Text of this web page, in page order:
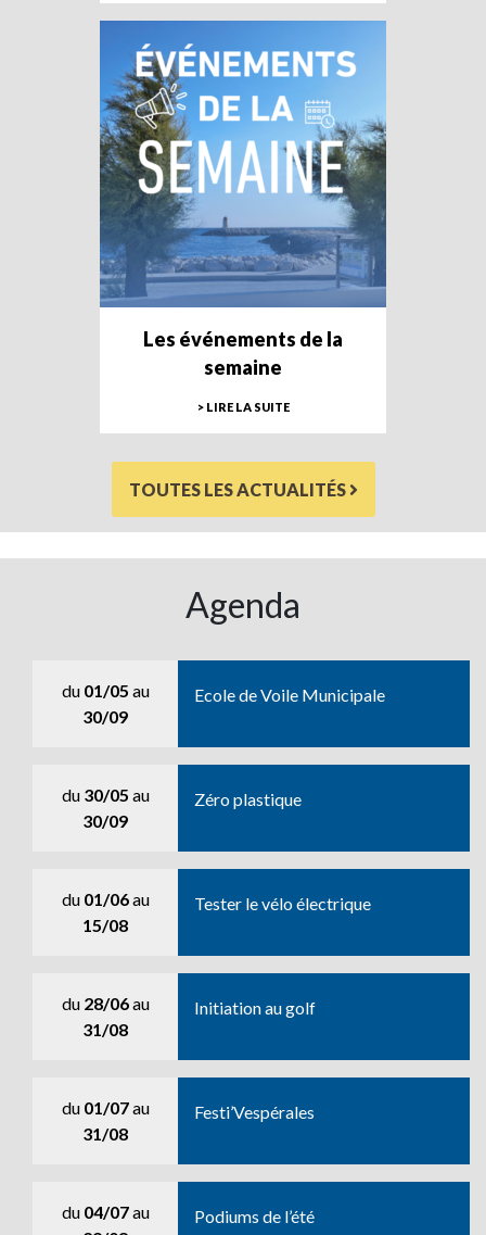
Les événements de la
semaine
> LIRE LA SUITE
TOUTES LES ACTUALITÉS
Agenda
du 01/05 au
30/09
Ecole de Voile Municipale
du 30/05 au
30/09
Zéro plastique
du 01/06au
15/08
Tester le vélo électrique
du 28/06au
31/08
Initiation au golf
du 01/07au
31/08
Festi’Vespérales
du 04/07au
Podiums de l’été